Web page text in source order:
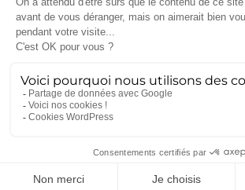
Certificat Qualiopi – Styrel
Certificat Radioprotection – Ametra
Certificat ISO 9001 – Ametra
& Styrel
Certificat ISO 9001 : 2015 – Ametra